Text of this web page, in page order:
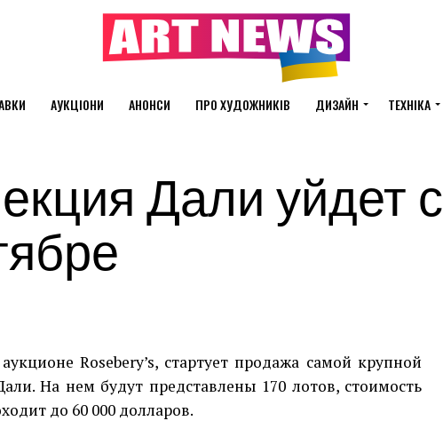
АУКЦІОНИ АНОНСИ ПРО ХУДОЖНИКІВ ДИЗАЙН ТЕХНІКА
Дали уйдет с
Rosebery’s, стартует продажа самой крупной
На нем будут представлены 170 лотов, стоимость
до 60 000 долларов.